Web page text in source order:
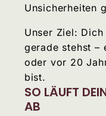
Unsicherheiten
Unser Ziel:
gerade stehst –
oder vor 20
bist.
SO LÄUFT
AB